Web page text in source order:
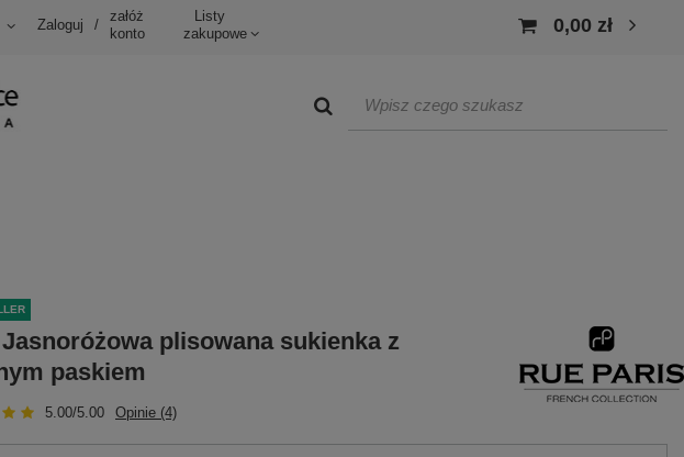
Zaloguj /
załóż
konto
Listy
zakupowe
0,00 zł
plisowana sukienka z
paskiem
5.00/5.00 Opinie (4)